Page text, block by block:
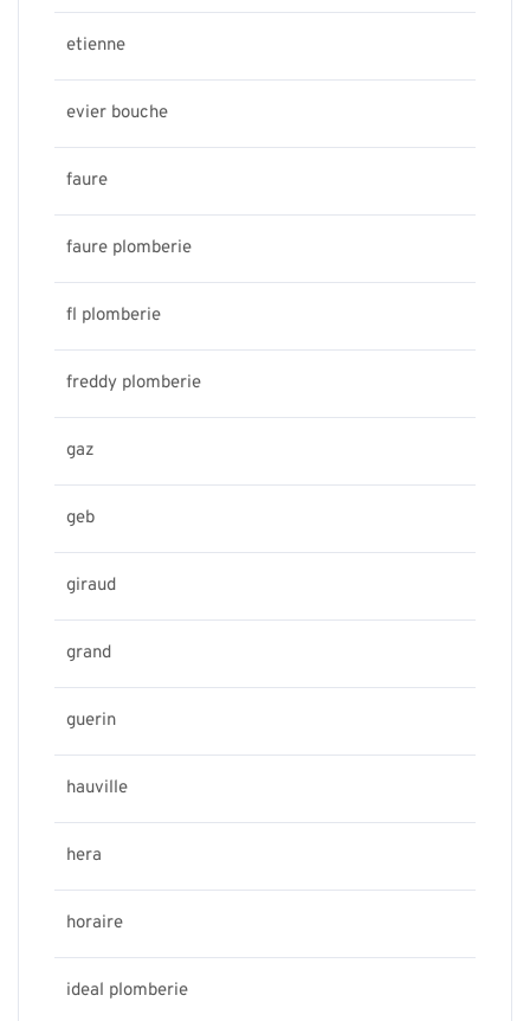
etienne
evier bouche
faure
faure plomberie
fl plomberie
freddy plomberie
gaz
geb
giraud
grand
guerin
hauville
hera
horaire
ideal plomberie